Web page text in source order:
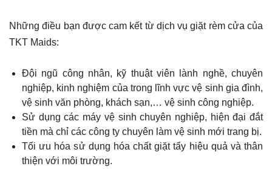
Những điều bạn được cam kết từ dịch vụ giặt rèm cửa của
TKT Maids:
Đội ngũ công nhân, kỹ thuật viên lành nghề, chuyên
nghiệp, kinh nghiệm của trong lĩnh vực vệ sinh gia đình,
vệ sinh văn phòng, khách sạn,… vệ sinh công nghiệp.
Sử dụng các máy vệ sinh chuyên nghiệp, hiện đại đắt
tiền mà chỉ các công ty chuyên làm vệ sinh mới trang bị.
Tối ưu hóa sử dụng hóa chất giặt tẩy hiệu quả và thân
thiện với môi trường.